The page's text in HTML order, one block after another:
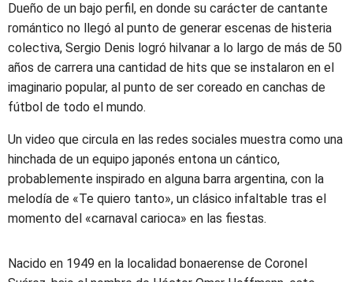
Dueño de un bajo perfil, en donde su carácter de cantante
romántico no llegó al punto de generar escenas de histeria
colectiva, Sergio Denis logró hilvanar a lo largo de más de 50
años de carrera una cantidad de hits que se instalaron en el
imaginario popular, al punto de ser coreado en canchas de
fútbol de todo el mundo.
Un video que circula en las redes sociales muestra como una
hinchada de un equipo japonés entona un cántico,
probablemente inspirado en alguna barra argentina, con la
melodía de «Te quiero tanto», un clásico infaltable tras el
momento del «carnaval carioca» en las fiestas.
Nacido en 1949 en la localidad bonaerense de Coronel